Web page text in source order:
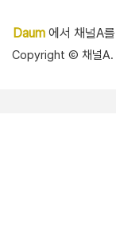
Daum 에서 채널A
Copyright Ⓒ 채널A.